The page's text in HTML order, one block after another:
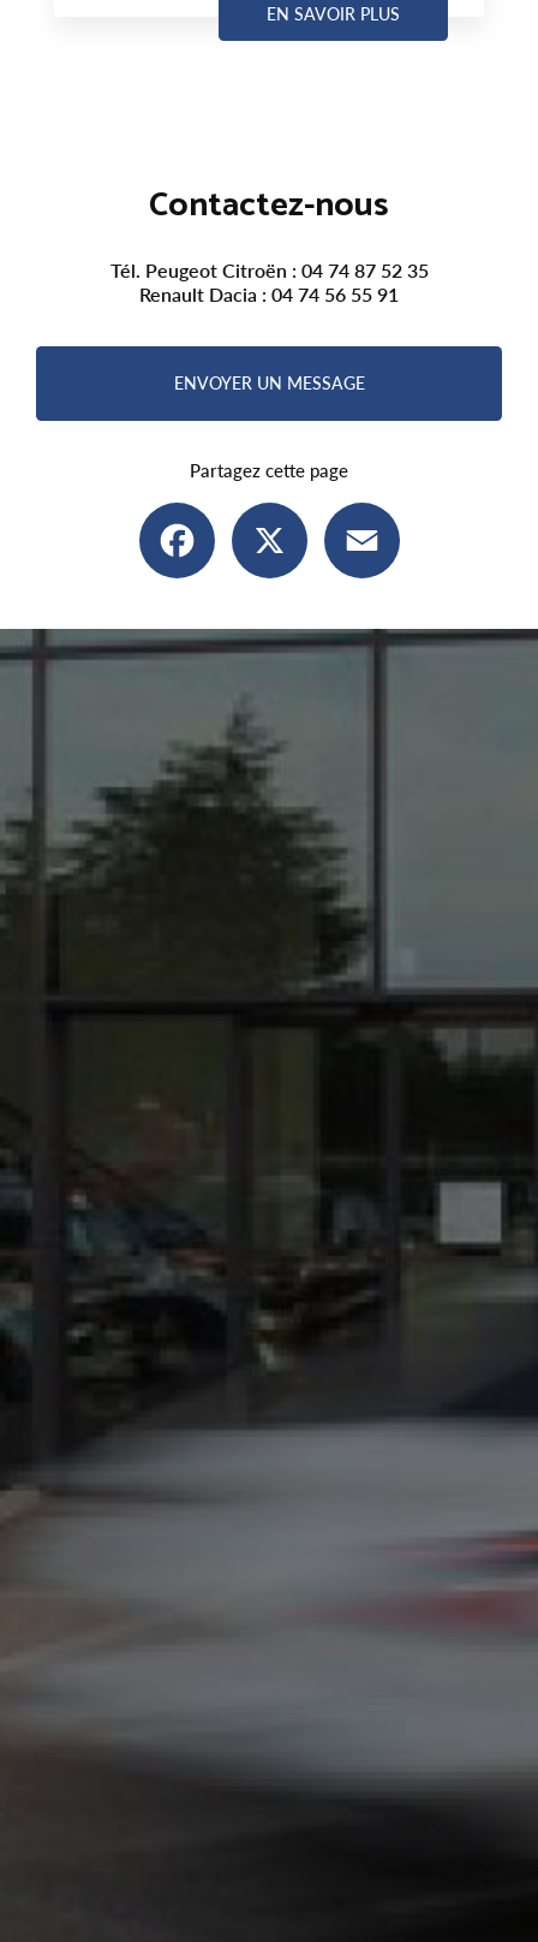
EN SAVOIR PLUS
Contactez-nous
Tél. Peugeot Citroën : 04 74 87 52 35
Renault Dacia : 04 74 56 55 91
ENVOYER UN MESSAGE
Partagez cette page
Facebook